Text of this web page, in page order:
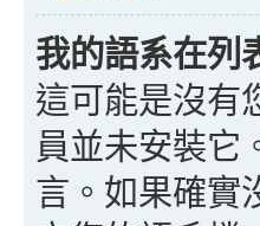
我的語系在列
這可能是沒有
員並未安裝它
言。如果確實